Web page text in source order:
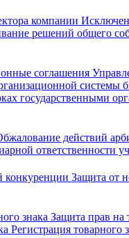
компании
решений общего
соглашения
системы
государственными
действий
ответственности
конкуренции Защита от
знака Защита прав на
Регистрация товарного